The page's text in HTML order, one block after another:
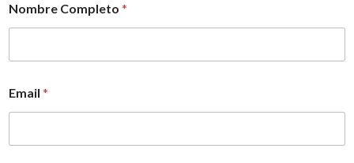
Nombre Completo *
Email *